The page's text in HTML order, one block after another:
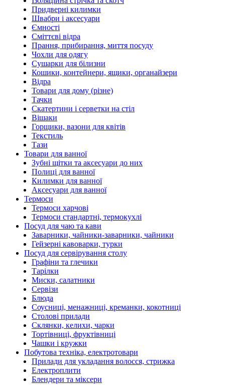
Придверні килимки
Швабри і аксесуари
Ємності
Сміттєві відра
Прання, прибирання, миття посуду
Чохли для одягу
Сушарки для білизни
Кошики, контейнери, ящики, органайзери
Відра
Товари для дому (різне)
Тачки
Скатертини і серветки на стіл
Вішаки
Горщики, вазони для квітів
Текстиль
Тази
Товари для ванної
Зубні щітки та аксесуари до них
Полиці для ванної
Килимки для ванної
Аксесуари для ванної
Термоси
Термоси харчові
Термоси стандартні, термокухлі
Посуд для чаю та кави
Заварники, чайники-заварники, чайники
Гейзерні кавоварки, турки
Посуд для сервірування столу
Графіни та глечики
Тарілки
Миски, салатники
Сервізи
Блюда
Соусниці, менажниці, креманки, кокотниці
Столові прилади
Склянки, келихи, чарки
Тортівниці, фруктівниці
Чашки і кружки
Побутова техніка, електротовари
Прилади для укладання волосся, стрижка
Електроплити
Блендери та міксери